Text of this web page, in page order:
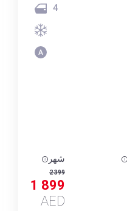
4
شهر
2 399
1 899
AED